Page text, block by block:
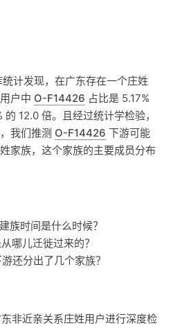
计发现，在广东存在一个庄姓
户中 O-F14426 占比是 5.17%
12.0 倍。且经过统计学检验，
我们推测 O-F14426 下游可能
家族，这个家族的主要成员分布
族时间是什么时候？
哪儿迁徙过来的？
还分出了几个家族？
非近亲关系庄姓用户进行深度检